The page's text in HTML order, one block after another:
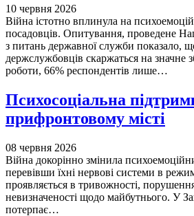
10 червня 2026
Війна істотно вплинула на
посадовців. Опитування, проведене
з питань державної служби показало,
держслужбовців скаржаться на значне
роботи, 66% респондентів лише…
Психосоціальна
прифронтовому місті
08 червня 2026
Війна докорінно змінила
перевівши їхні нервові системи в
проявляється в тривожності,
невизначеності щодо майбутнього. У
потерпає…